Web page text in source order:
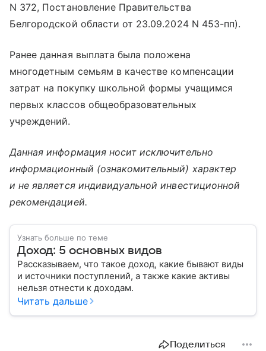
N 372, Постановление Правительства
Белгородской области от 23.09.2024 N 453-пп).
Ранее данная выплата была положена
многодетным семьям в качестве компенсации
затрат на покупку школьной формы учащимся
первых классов общеобразовательных
учреждений.
Данная информация носит исключительно
информационный (ознакомительный) характер
и не является индивидуальной инвестиционной
рекомендацией.
Узнать больше по теме
Доход: 5 основных видов
Рассказываем, что такое доход, какие бывают виды
и источники поступлений, а также какие активы
нельзя отнести к доходам.
Читать дальше
Поделиться